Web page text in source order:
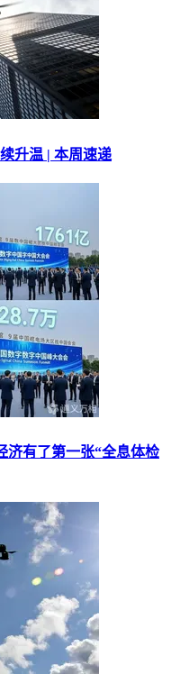
升温 | 本周速递
济有了第一张“全息体检